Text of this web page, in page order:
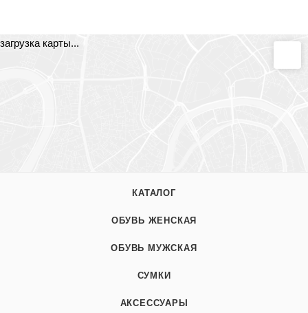
загрузка карты...
КАТАЛОГ
ОБУВЬ ЖЕНСКАЯ
ОБУВЬ МУЖСКАЯ
СУМКИ
АКСЕССУАРЫ